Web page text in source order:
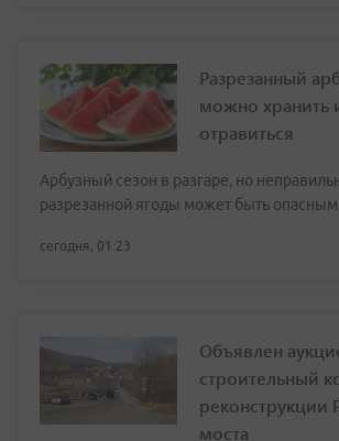
Разрезанный
можно хранить
отравиться
Арбузный сезон в разгаре, но
разрезанной ягоды может быть опасным
сегодня, 01:23
Объявлен
строительный
реконструкции
моста